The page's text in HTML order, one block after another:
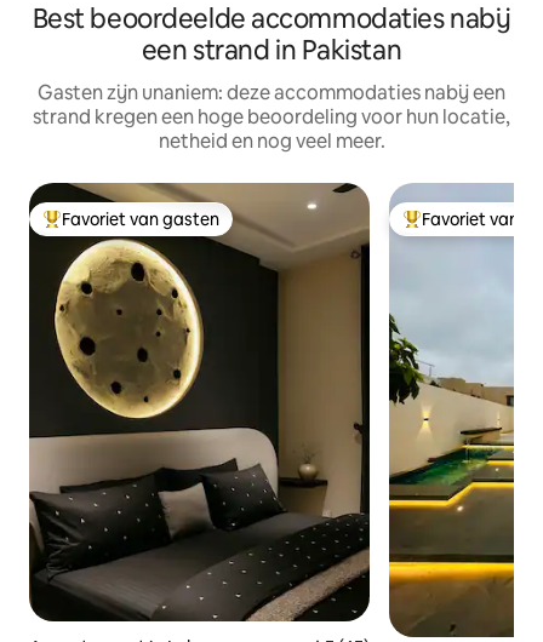
Best beoordeelde accommodaties nabij
een strand in Pakistan
Gasten zijn unaniem: deze accommodaties nabij een
strand kregen een hoge beoordeling voor hun locatie,
netheid en nog veel meer.
Topfavoriet van gasten
Favoriet van gasten Topfavoriet van
Favoriet van